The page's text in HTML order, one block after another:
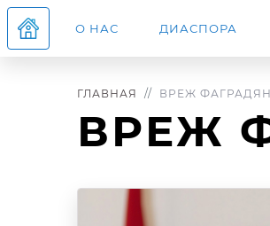
О НАС ДИАСПОРА
ГЛАВНАЯ ВРЕЖ ФАГРАДЯН
ВРЕЖ